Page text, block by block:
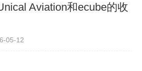
Aviation和ecube的收
05-12